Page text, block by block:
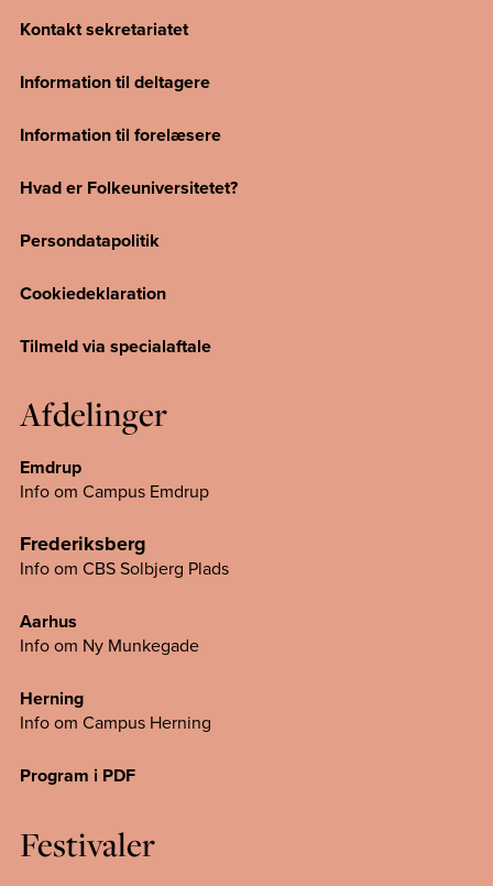
Kontakt sekretariatet
Information til deltagere
Information til forelæsere
Hvad er Folkeuniversitetet?
Persondatapolitik
Cookiedeklaration
Tilmeld via specialaftale
Afdelinger
Emdrup
Info om Campus Emdrup
Frederiksberg
Info om CBS Solbjerg Plads
Aarhus
Info om Ny Munkegade
Herning
Info om Campus Herning
Program i PDF
Festivaler